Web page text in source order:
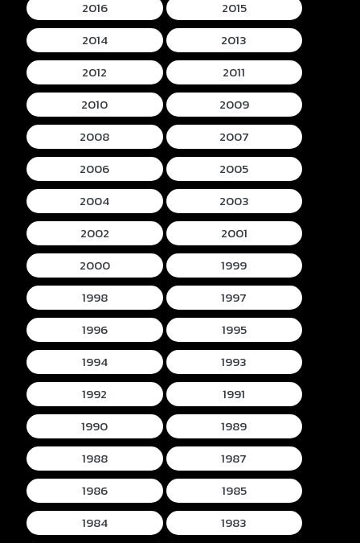
2016
2015
2014
2013
2012
2011
2010
2009
2008
2007
2006
2005
2004
2003
2002
2001
2000
1999
1998
1997
1996
1995
1994
1993
1992
1991
1990
1989
1988
1987
1986
1985
1984
1983